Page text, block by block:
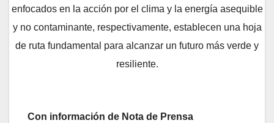
enfocados en la acción por el clima y la energía asequible
y no contaminante, respectivamente, establecen una hoja
de ruta fundamental para alcanzar un futuro más verde y
resiliente.
Con información de Nota de Prensa